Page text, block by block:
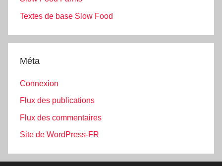
Textes de base Slow Food
Méta
Connexion
Flux des publications
Flux des commentaires
Site de WordPress-FR